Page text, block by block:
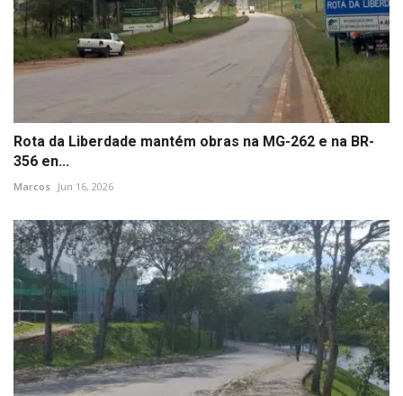
Rota da Liberdade mantém obras na MG-262 e na BR-
356 en...
Marcos Jun 16, 2026